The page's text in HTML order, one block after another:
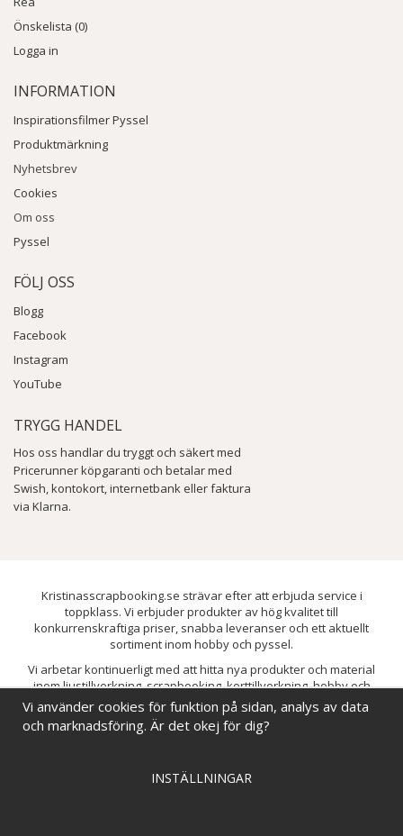
Önskelista (0)
Logga in
INFORMATION
Inspirationsfilmer Pyssel
Produktmärkning
Nyhetsbrev
Cookies
Om oss
Pyssel
FÖLJ OSS
Blogg
Facebook
Instagram
YouTube
TRYGG HANDEL
Hos oss handlar du tryggt och säkert med
Pricerunner köpgaranti och betalar med
Swish, kontokort, internetbank eller faktura
via Klarna.
Kristinasscrapbooking.se strävar efter att erbjuda service i
toppklass. Vi erbjuder produkter av hög kvalitet till
konkurrenskraftiga priser, snabba leveranser och ett aktuellt
sortiment inom hobby och pyssel.
Vi arbetar kontinuerligt med att hitta nya produkter och material
inom ljustillverkning, scrapbooking, korttillverkning, hobby och
pyssel. Målet är att bredda sortimentet och löpande förbättra och
utveckla vårt utbud, så att du alltid kan hitta det du behöver hos oss.
Vi använder cookies för funktion på sidan, analys av data
och marknadsföring. Är det okej för dig?
INSTÄLLNINGAR